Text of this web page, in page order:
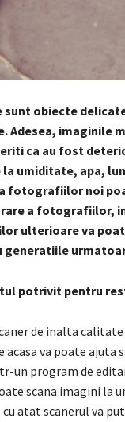
obiecte
Adesea, imaginile
ca au fost
la umiditate, apa,
fotografiilor noi
a fotografiilor,
ulterioare va
potrivit pentru
de inalta
acasa va poate
un program de
scana imagini la
atat scanerul va